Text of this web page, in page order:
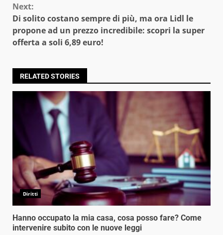
Next:
Di solito costano sempre di più, ma ora Lidl le
propone ad un prezzo incredibile: scopri la super
offerta a soli 6,89 euro!
RELATED STORIES
Diritti
Hanno occupato la mia casa, cosa posso fare? Come
intervenire subito con le nuove leggi